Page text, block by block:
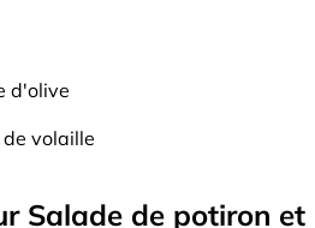
d'olive
volaille
Salade de potiron et